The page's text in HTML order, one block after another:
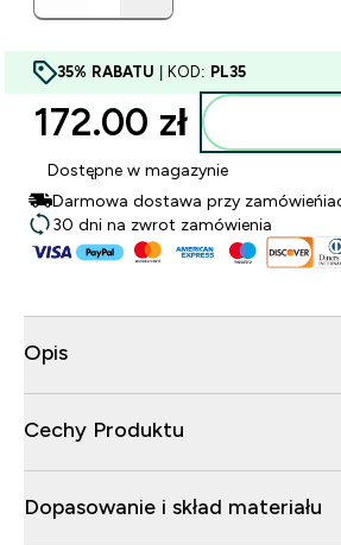
35% RABATU | KOD: PL35
172.00 zł‎
Dostępne w magazynie
Darmowa dostawa przy
30 dni na zwrot zamówienia
Opis
Cechy Produktu
Dopasowanie i skład materiału